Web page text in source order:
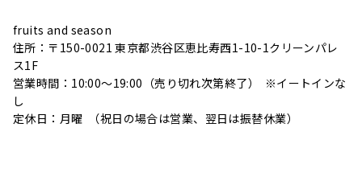
fruits and season
住所：〒150-0021 東京都渋谷区恵比寿西1-10-1クリーンパレ
ス1F
営業時間：10:00〜19:00（売り切れ次第終了） ※イートインな
し
定休日：月曜 （祝日の場合は営業、翌日は振替休業）